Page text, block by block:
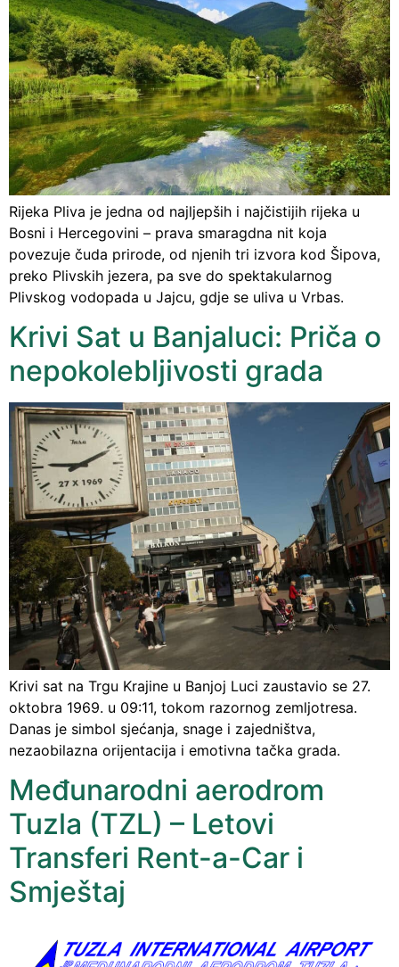
Rijeka Pliva je jedna od najljepših i najčistijih rijeka u
Bosni i Hercegovini – prava smaragdna nit koja
povezuje čuda prirode, od njenih tri izvora kod Šipova,
preko Plivskih jezera, pa sve do spektakularnog
Plivskog vodopada u Jajcu, gdje se uliva u Vrbas.
Krivi Sat u Banjaluci: Priča o
nepokolebljivosti grada
Krivi sat na Trgu Krajine u Banjoj Luci zaustavio se 27.
oktobra 1969. u 09:11, tokom razornog zemljotresa.
Danas je simbol sjećanja, snage i zajedništva,
nezaobilazna orijentacija i emotivna tačka grada.
Međunarodni aerodrom
Tuzla (TZL) – Letovi
Transferi Rent-a-Car i
Smještaj